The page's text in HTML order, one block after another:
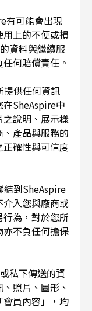
有可能會出現
上的不便或損
資料與繼續服
何賠償責任。
供任何資訊
SheAspire中
說明、展示樣
產品與服務的
確性與可信度
到SheAspire
入您與廠商或
為，對於您所
不負任何擔保
私下傳送的資
照片、圖形、
員內容」，均